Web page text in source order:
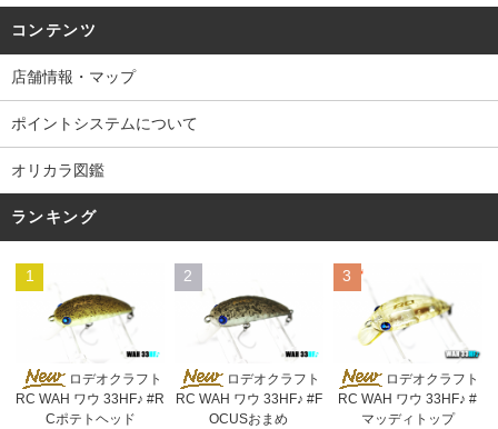
コンテンツ
店舗情報・マップ
ポイントシステムについて
オリカラ図鑑
ランキング
1
ロデオクラフト
RC WAH ワウ 33HF♪ #R
Cポテトヘッド
2
ロデオクラフト
RC WAH ワウ 33HF♪ #F
OCUSおまめ
3
ロデオクラフト
RC WAH ワウ 33HF♪ #
マッディトップ